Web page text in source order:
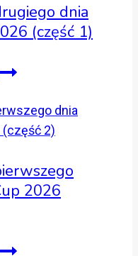
dnia
(część 1)
2026